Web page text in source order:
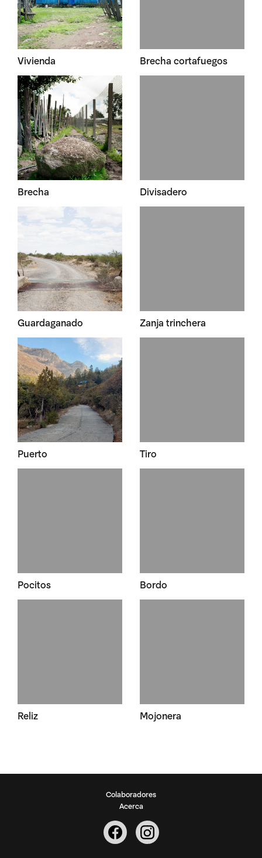
Vivienda Brecha cortafuegos
Brecha Divisadero
Guardaganado Zanja trinchera
Puerto Tiro
Pocitos Bordo
Reliz Mojonera
Colaboradores
Acerca